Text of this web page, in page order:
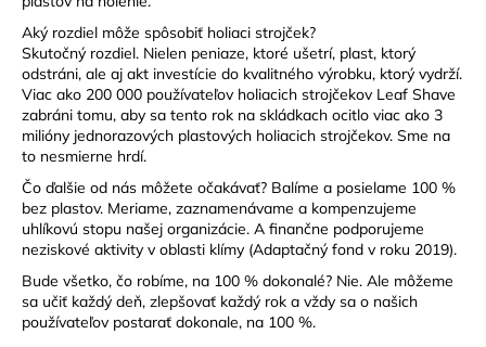
Aký rozdiel môže spôsobiť holiaci strojček?
Skutočný rozdiel. Nielen peniaze, ktoré ušetrí, plast, ktorý
odstráni, ale aj akt investície do kvalitného výrobku, ktorý vydrží.
Viac ako 200 000 používateľov holiacich strojčekov Leaf Shave
zabráni tomu, aby sa tento rok na skládkach ocitlo viac ako 3
milióny jednorazových plastových holiacich strojčekov. Sme na
to nesmierne hrdí.
Čo ďalšie od nás môžete očakávať? Balíme a posielame 100 %
bez plastov. Meriame, zaznamenávame a kompenzujeme
uhlíkovú stopu našej organizácie. A finančne podporujeme
neziskové aktivity v oblasti klímy (Adaptačný fond v roku 2019).
Bude všetko, čo robíme, na 100 % dokonalé? Nie. Ale môžeme
sa učiť každý deň, zlepšovať každý rok a vždy sa o našich
používateľov postarať dokonale, na 100 %.
b
u
j
e
t
e
n
á
j
s
ť
?